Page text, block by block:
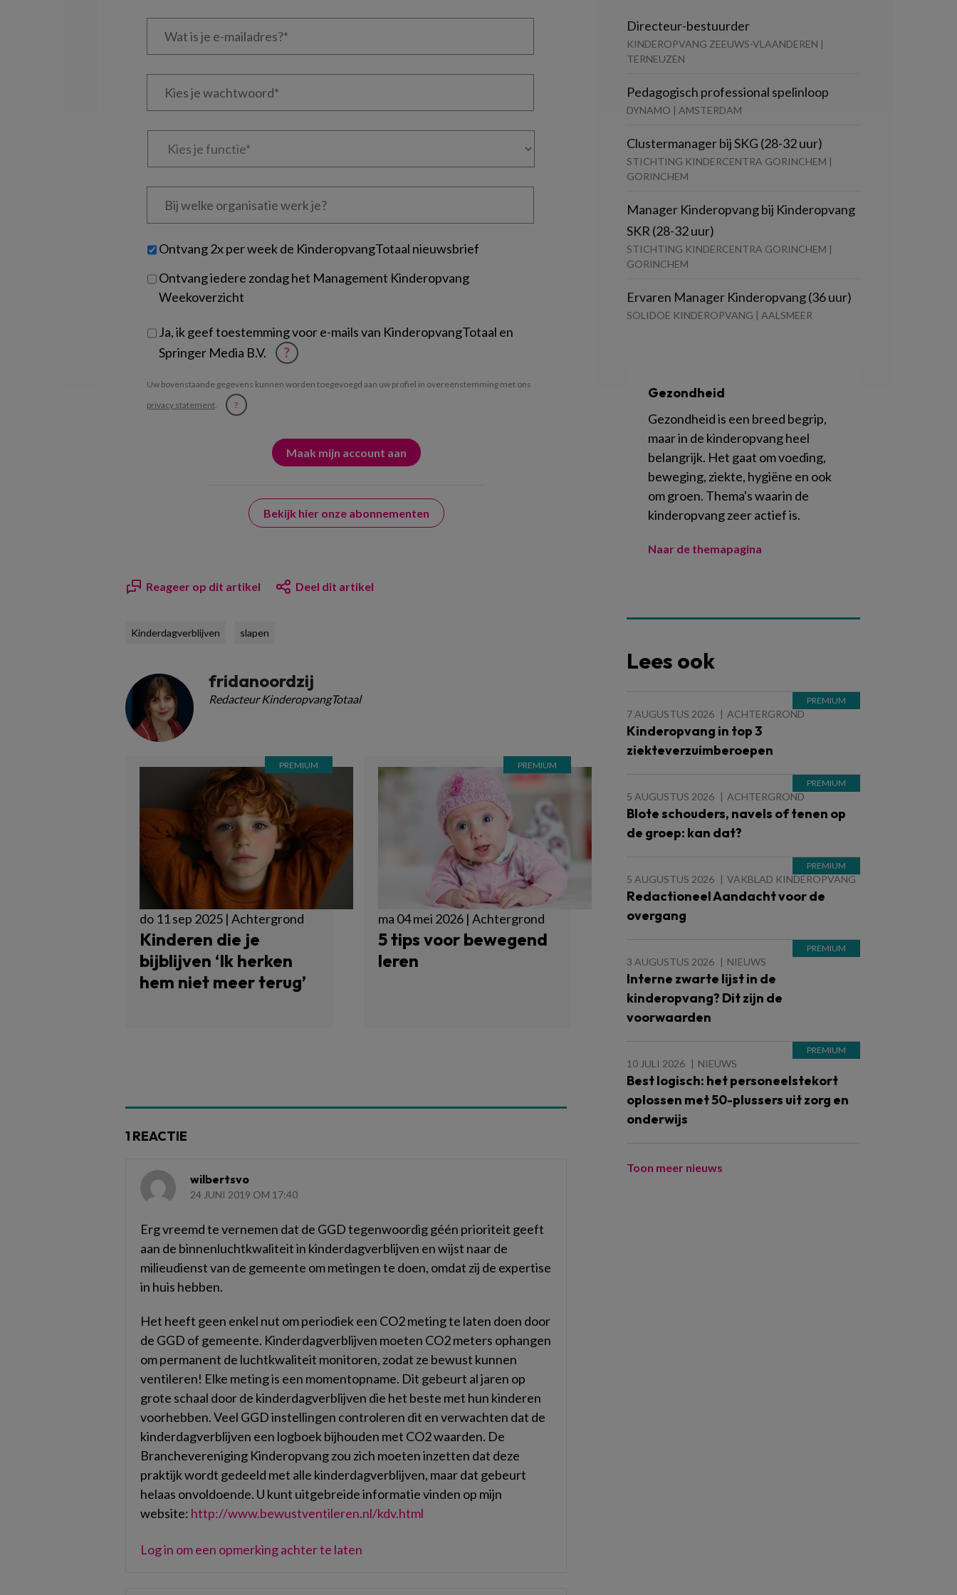
Wat
Kies
Kies
Bij
welke
je?
Untitled
Ontvang 2x per week de KinderopvangTotaal nieuwsbrief
Ontvang iedere zondag het Management Kinderopvang
Weekoverzicht
Ja, ik geef toestemming voor e-mails van KinderopvangTotaal en
Springer Media B.V.
?
Uw bovenstaande gegevens kunnen worden toegevoegd aan uw profiel in overeenstemming met ons
privacy statement. ?
Bekijk hier onze abonnementen
Reageer op dit artikel Deel dit artikel
Kinderdagverblijven slapen
fridanoordzij
Redacteur KinderopvangTotaal
do 11 sep 2025 | Achtergrond
Kinderen die je
bijblijven ‘Ik herken
hem niet meer terug’
ma 04 mei 2026 | Achtergrond
5 tips voor bewegend
leren
1 REACTIE
wilbertsvo
24 JUNI 2019 OM 17:40
Erg vreemd te vernemen dat de GGD tegenwoordig géén prioriteit geeft
aan de binnenluchtkwaliteit in kinderdagverblijven en wijst naar de
milieudienst van de gemeente om metingen te doen, omdat zij de expertise
in huis hebben.
Het heeft geen enkel nut om periodiek een CO2 meting te laten doen door
de GGD of gemeente. Kinderdagverblijven moeten CO2 meters ophangen
om permanent de luchtkwaliteit monitoren, zodat ze bewust kunnen
ventileren! Elke meting is een momentopname. Dit gebeurt al jaren op
grote schaal door de kinderdagverblijven die het beste met hun kinderen
voorhebben. Veel GGD instellingen controleren dit en verwachten dat de
kinderdagverblijven een logboek bijhouden met CO2 waarden. De
Branchevereniging Kinderopvang zou zich moeten inzetten dat deze
praktijk wordt gedeeld met alle kinderdagverblijven, maar dat gebeurt
helaas onvoldoende. U kunt uitgebreide informatie vinden op mijn
website: http://www.bewustventileren.nl/kdv.html
Log in om een opmerking achter te laten
Directeur-bestuurder
KINDEROPVANG ZEEUWS-VLAANDEREN |
TERNEUZEN
Pedagogisch professional spelinloop
DYNAMO | AMSTERDAM
Clustermanager bij SKG (28-32 uur)
STICHTING KINDERCENTRA GORINCHEM |
GORINCHEM
Manager Kinderopvang bij Kinderopvang
SKR (28-32 uur)
STICHTING KINDERCENTRA GORINCHEM |
GORINCHEM
Ervaren Manager Kinderopvang (36 uur)
SOLIDOE KINDEROPVANG | AALSMEER
Gezondheid
Gezondheid is een breed begrip,
maar in de kinderopvang heel
belangrijk. Het gaat om voeding,
beweging, ziekte, hygiëne en ook
om groen. Thema's waarin de
kinderopvang zeer actief is.
Naar de themapagina
Lees ook
7 AUGUSTUS 2026 ACHTERGROND
Kinderopvang in top 3
ziekteverzuimberoepen
5 AUGUSTUS 2026 ACHTERGROND
Blote schouders, navels of tenen op
de groep: kan dat?
5 AUGUSTUS 2026 VAKBLAD KINDEROPVANG
Redactioneel Aandacht voor de
overgang
3 AUGUSTUS 2026 NIEUWS
Interne zwarte lijst in de
kinderopvang? Dit zijn de
voorwaarden
10 JULI 2026 NIEUWS
Best logisch: het personeelstekort
oplossen met 50-plussers uit zorg en
onderwijs
Toon meer nieuws